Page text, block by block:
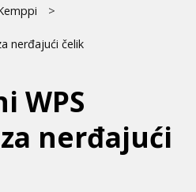
nerđajući čelik
WPS
nerđajući